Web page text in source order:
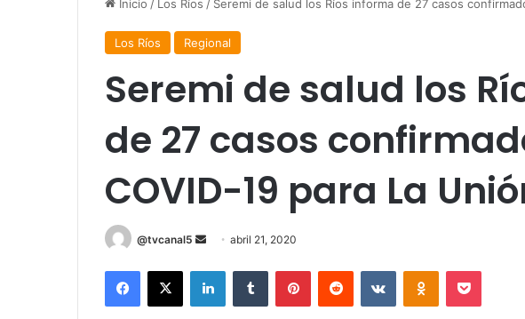
Inicio / Los Ríos / Seremi de salud los Ríos informa de 27 casos
Los Ríos Regional
Seremi de salud los
de 27 casos
COVID-19 para La
@tvcanal5
Send
email
abril 21, 2020
Facebook
X LinkedInTumblr PinterestReddit VKontakteOdnoklassniki
Pocket